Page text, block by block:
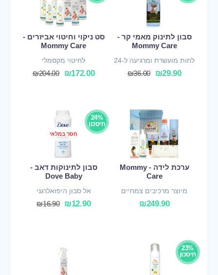
סבון לתינוק מאמי קר -
Mommy Care
לחות מועשרת ומרגיעה ל-24
שעות
₪29.90
₪36.00
סט ניקוי וחיטוי אביזרים -
Mommy Care
לחיטוי מקסמלי
₪172.00
₪204.00
ערכת לידה - Mommy
Care
מיוצר מרכיבים צמחיים
ואורגניים
₪249.90
24%
חיסכון
חסר במלאי
סבון לתינוקות דאב -
Dove Baby
אל סבון היפואלרגני
₪12.90
₪16.90
23%
חיסכון